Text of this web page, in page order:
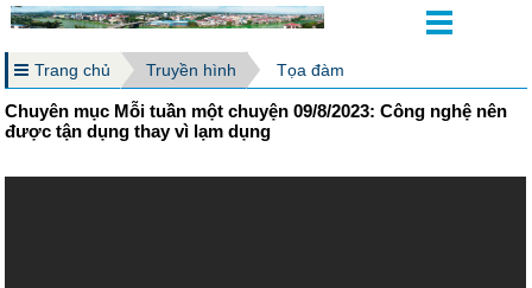
Trang chủ Truyền hình Tọa đàm
Chuyên mục Mỗi tuần một chuyện 09/8/2023: Công nghệ nên
được tận dụng thay vì lạm dụng